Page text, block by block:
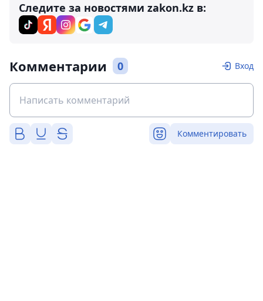
Следите за новостями zakon.kz в:
Комментарии 0 Вход
Комментировать